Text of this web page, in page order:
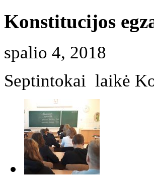
Konstitucijos
spalio 4, 2018
Septintokai laikė